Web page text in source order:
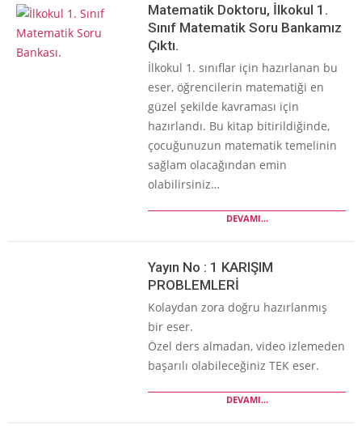
Matematik Doktoru, İlkokul 1.
Sınıf Matematik Soru Bankamız
Çıktı.
İlkokul 1. sınıflar için hazırlanan bu
eser, öğrencilerin matematiği en
güzel şekilde kavraması için
hazırlandı. Bu kitap bitirildiğinde,
çocuğunuzun matematik temelinin
sağlam olacağından emin
olabilirsiniz…
DEVAMI...
Yayın No : 1 KARIŞIM
PROBLEMLERİ
Kolaydan zora doğru hazırlanmış
bir eser.
Özel ders almadan, video izlemeden
başarılı olabileceğiniz TEK eser.
DEVAMI...